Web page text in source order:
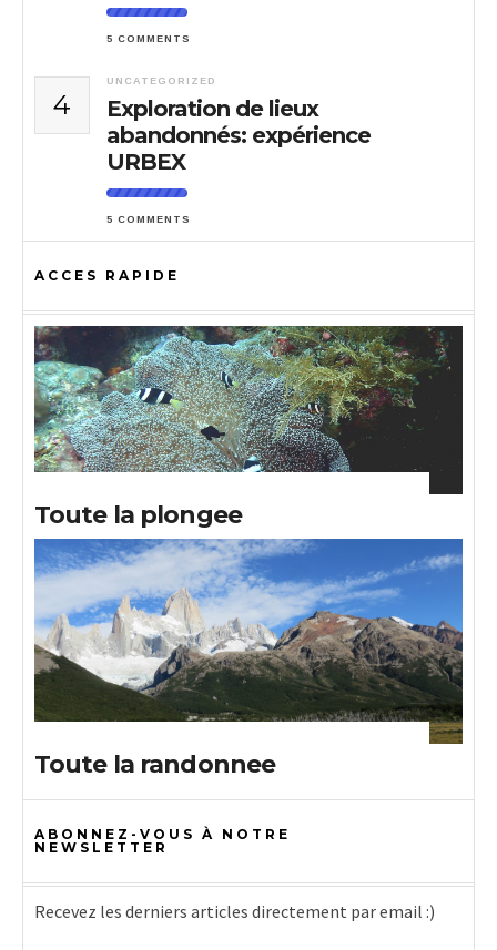
5 COMMENTS
4
UNCATEGORIZED
Exploration de lieux
abandonnés: expérience
URBEX
5 COMMENTS
ACCES RAPIDE
Toute la plongee
Toute la randonnee
ABONNEZ-VOUS À NOTRE
NEWSLETTER
Recevez les derniers articles directement par email :)